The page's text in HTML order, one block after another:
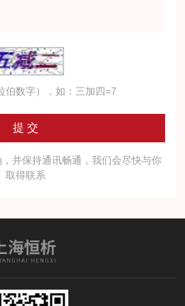
伯数字），如：三加四=7
并保持通讯畅通，我们会尽快与你
取得联系